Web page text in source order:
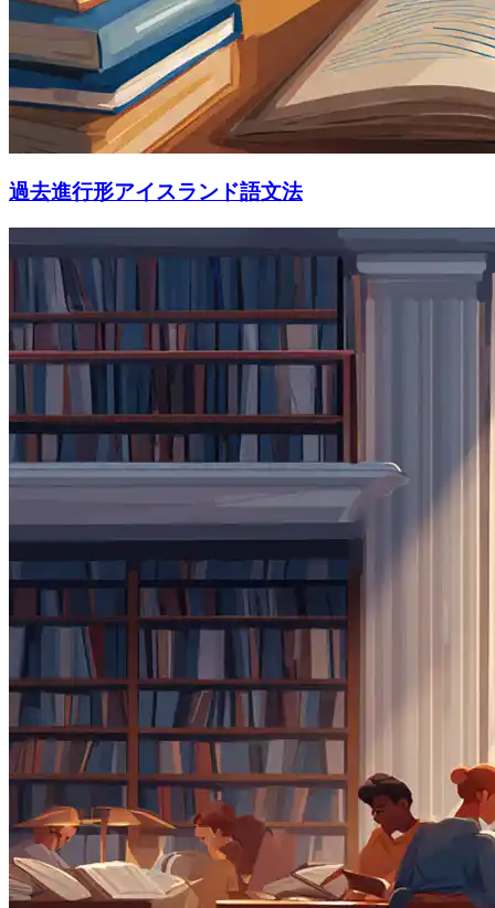
過去進行形アイスランド語文法